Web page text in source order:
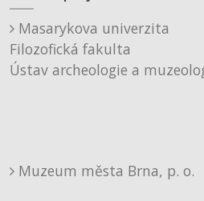
Masarykova univerzita
Filozofická fakulta
Ústav archeologie a
Muzeum města Brna, p. o.